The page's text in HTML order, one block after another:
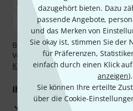
dazugehört bieten. Dazu
passende Angebote,
und das Merken von
Sie okay ist, stimmen Sie der
für Präferenzen,
einfach durch einen Klick auf
anzeigen).
Sie können Ihre erteilte
über die Cookie-
Bezahlen Sie vertraulich und
Vorkasse, PayPal, Amazon Pay,
Klarna Ratenzahlungoder
Ihre Vorteile
3 Jahre Thomann Garantie